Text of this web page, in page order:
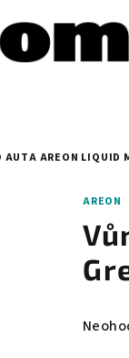
AUTA AREON LIQUID
AREON